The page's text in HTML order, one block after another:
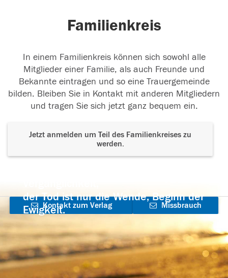
Familienkreis
In einem Familienkreis können sich sowohl alle
Mitglieder einer Familie, als auch Freunde und
Bekannte eintragen und so eine Trauergemeinde
bilden. Bleiben Sie in Kontakt mit anderen Mitgliedern
und tragen Sie sich jetzt ganz bequem ein.
Jetzt anmelden um Teil des Familienkreises zu
werden.
der Tod ist nur die Wende, Beginn der
Ewigkeit.
Kontakt zum Verlag
aufnehmen
Missbrauch